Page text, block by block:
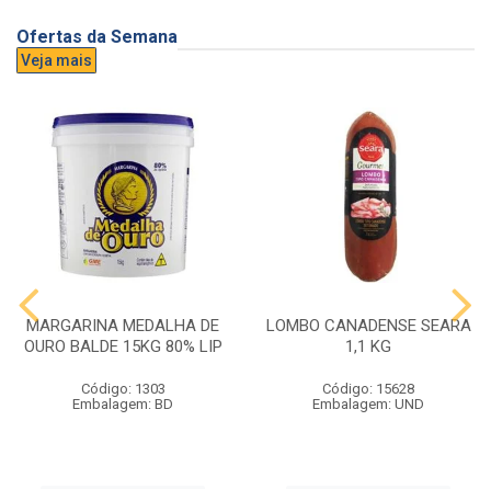
Ofertas da Semana
Veja mais
MARGARINA MEDALHA DE
OURO BALDE 15KG 80% LIP
Código: 1303
Embalagem: BD
LOMBO CANADENSE SEARA
1,1 KG
Código: 15628
Embalagem: UND